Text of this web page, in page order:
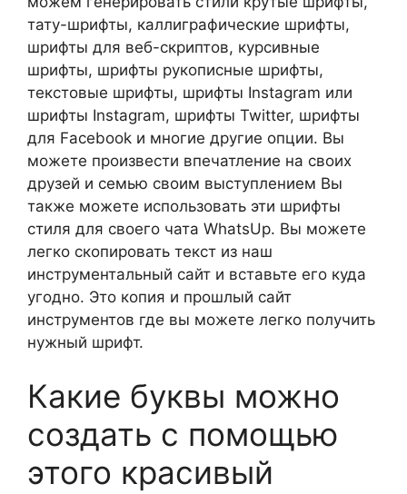
тату-шрифты, каллиграфические шрифты,
шрифты для веб-скриптов, курсивные
шрифты, шрифты рукописные шрифты,
текстовые шрифты, шрифты Instagram или
шрифты Instagram, шрифты Twitter, шрифты
для Facebook и многие другие опции. Вы
можете произвести впечатление на своих
друзей и семью своим выступлением Вы
также можете использовать эти шрифты
стиля для своего чата WhatsUp. Вы можете
легко скопировать текст из наш
инструментальный сайт и вставьте его куда
угодно. Это копия и прошлый сайт
инструментов где вы можете легко получить
нужный шрифт.
Какие буквы можно
создать с помощью
этого красивый